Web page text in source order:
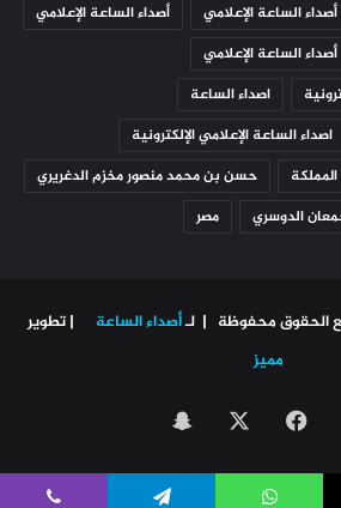
أصداء الساعة الإعلامي
أصداء الساعة الإعلامي
أصداء الساعة الإعلامي
اصداء الساعة
اصداء الساعة الإعلامي الإلكترونية
المملكة
حسن بن محمد منصور مخزم الدغريري
الدوسري مصر
أصداء الساعة
| تطوير
مميز
ملخص فيسبوك
تشات